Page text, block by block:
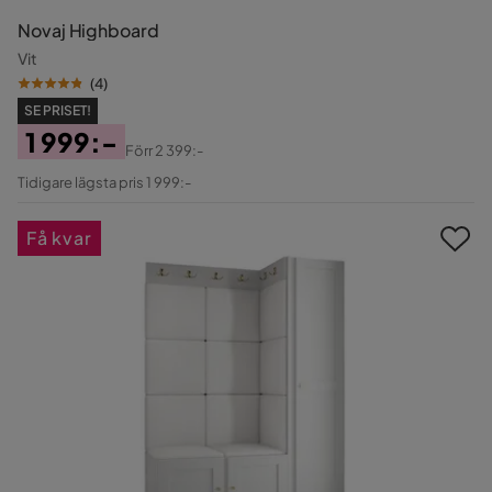
Novaj Highboard
Vit
(4)
SE PRISET!
Pris
1 999:-
Original
Förr2 399:-
Tidigare lägsta pris 1 999:-
Få kvar